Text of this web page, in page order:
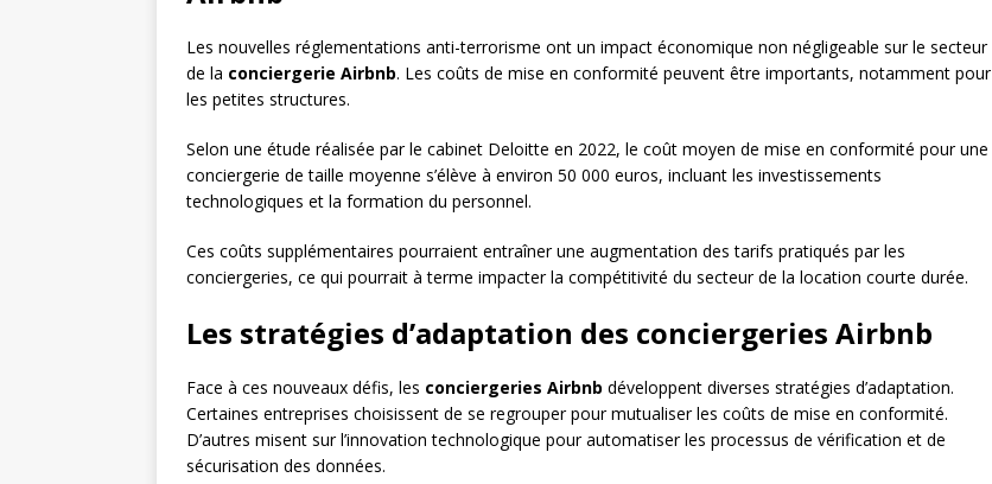
Les nouvelles réglementations anti-terrorisme ont un impact économique non négligeable sur le secteur
de la conciergerie Airbnb. Les coûts de mise en conformité peuvent être importants, notamment pour
les petites structures.
Selon une étude réalisée par le cabinet Deloitte en 2022, le coût moyen de mise en conformité pour une
conciergerie de taille moyenne s’élève à environ 50 000 euros, incluant les investissements
technologiques et la formation du personnel.
Ces coûts supplémentaires pourraient entraîner une augmentation des tarifs pratiqués par les
conciergeries, ce qui pourrait à terme impacter la compétitivité du secteur de la location courte durée.
Les stratégies d’adaptation des conciergeries Airbnb
Face à ces nouveaux défis, les conciergeries Airbnb développent diverses stratégies d’adaptation.
Certaines entreprises choisissent de se regrouper pour mutualiser les coûts de mise en conformité.
D’autres misent sur l’innovation technologique pour automatiser les processus de vérification et de
sécurisation des données.